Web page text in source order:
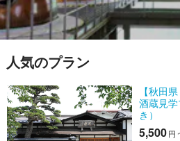
人気のプラン
【秋田
酒蔵見
き）
5,500円